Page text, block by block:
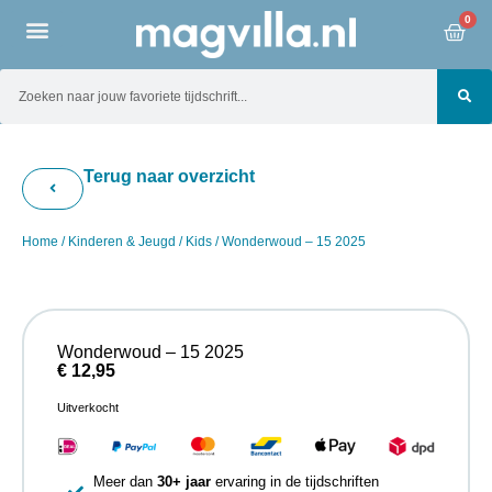
0
Terug naar overzicht
Home / Kinderen & Jeugd / Kids / Wonderwoud – 15 2025
Wonderwoud – 15 2025
€ 12,95
Uitverkocht
Meer dan 30+ jaarervaring in de tijdschriften